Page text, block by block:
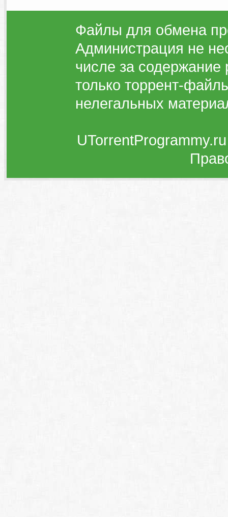
Файлы для обмена
Администрация не
числе за
только торрент-
нелегальных
UTorrentProgrammy.ru